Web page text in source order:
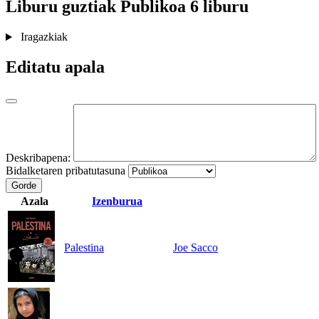
Liburu guztiakPublikoa 6 liburu
Iragazkiak
Editatu apala
Deskribapena:
Bidalketaren pribatutasuna
Gorde
Azala Izenburua
Palestina Joe Sacco